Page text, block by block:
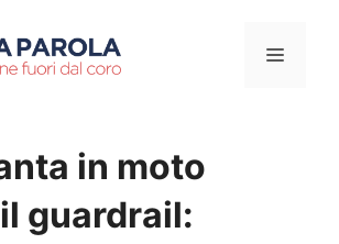
Menu
in moto
guardrail: